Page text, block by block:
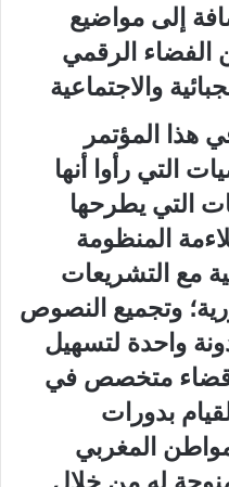
إلى مواضيع
الفضاء الرقمي
والاجتماعية
هذا المؤتمر
التي رأوا أنها
التي يطرحها
المنظومة
مع التشريعات
وتجميع النصوص
واحدة لتسهيل
قضاء متخصص في
بدورات
المغربي